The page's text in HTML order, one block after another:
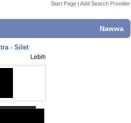
Start Page | Add Search Provider
Nawwa
- Silet
Lebih